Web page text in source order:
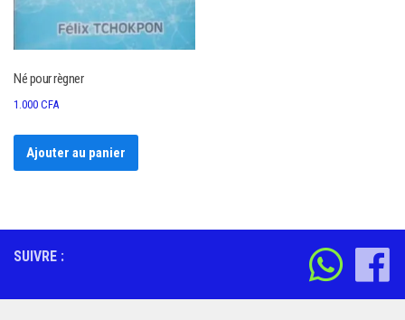
Né pour règner
1.000 CFA
Ajouter au panier
SUIVRE :